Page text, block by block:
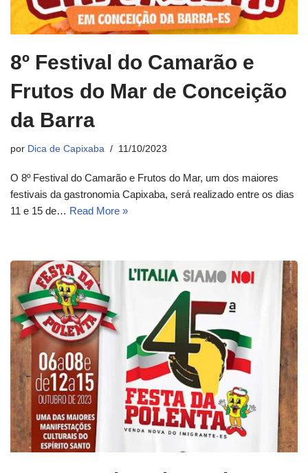
8º Festival do Camarão e
Frutos do Mar de Conceição
da Barra
por Dica de Capixaba 11/10/2023
O 8º Festival do Camarão e Frutos do Mar, um dos maiores
festivais da gastronomia Capixaba, será realizado entre os dias
11 e 15 de… Read More »